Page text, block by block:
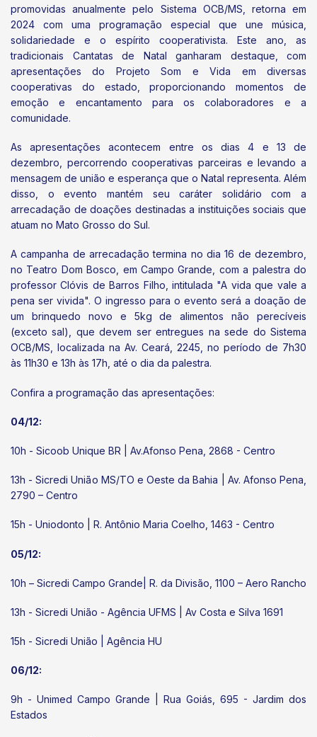
promovidas anualmente pelo Sistema OCB/MS, retorna em
2024 com uma programação especial que une música,
solidariedade e o espírito cooperativista. Este ano, as
tradicionais Cantatas de Natal ganharam destaque, com
apresentações do Projeto Som e Vida em diversas
cooperativas do estado, proporcionando momentos de
emoção e encantamento para os colaboradores e a
comunidade.
As apresentações acontecem entre os dias 4 e 13 de
dezembro, percorrendo cooperativas parceiras e levando a
mensagem de união e esperança que o Natal representa. Além
disso, o evento mantém seu caráter solidário com a
arrecadação de doações destinadas a instituições sociais que
atuam no Mato Grosso do Sul.
A campanha de arrecadação termina no dia 16 de dezembro,
no Teatro Dom Bosco, em Campo Grande, com a palestra do
professor Clóvis de Barros Filho, intitulada "A vida que vale a
pena ser vivida". O ingresso para o evento será a doação de
um brinquedo novo e 5kg de alimentos não perecíveis
(exceto sal), que devem ser entregues na sede do Sistema
OCB/MS, localizada na Av. Ceará, 2245, no período de 7h30
às 11h30 e 13h às 17h, até o dia da palestra.
Confira a programação das apresentações:
04/12:
10h - Sicoob Unique BR | Av.Afonso Pena, 2868 - Centro
13h - Sicredi União MS/TO e Oeste da Bahia | Av. Afonso Pena,
2790 – Centro
15h - Uniodonto | R. Antônio Maria Coelho, 1463 - Centro
05/12:
10h – Sicredi Campo Grande| R. da Divisão, 1100 – Aero Rancho
13h - Sicredi União - Agência UFMS | Av Costa e Silva 1691
15h - Sicredi União | Agência HU
06/12:
9h - Unimed Campo Grande | Rua Goiás, 695 - Jardim dos
Estados